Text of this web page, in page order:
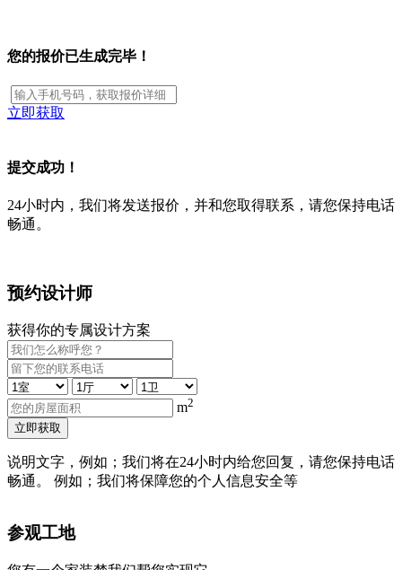
您的报价已生成完毕！
立即获取
提交成功！
24小时内，我们将发送报价，并和您取得联系，请您保持电话
畅通。
预约设计师
获得你的专属设计方案
m2
立即获取
说明文字，例如；我们将在24小时内给您回复，请您保持电话
畅通。 例如；我们将保障您的个人信息安全等
参观工地